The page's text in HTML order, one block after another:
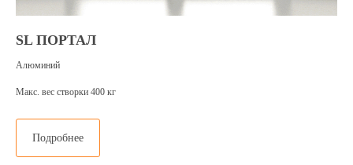
SL ПОРТАЛ
Алюминий
Макс. вес створки 400 кг
Подробнее